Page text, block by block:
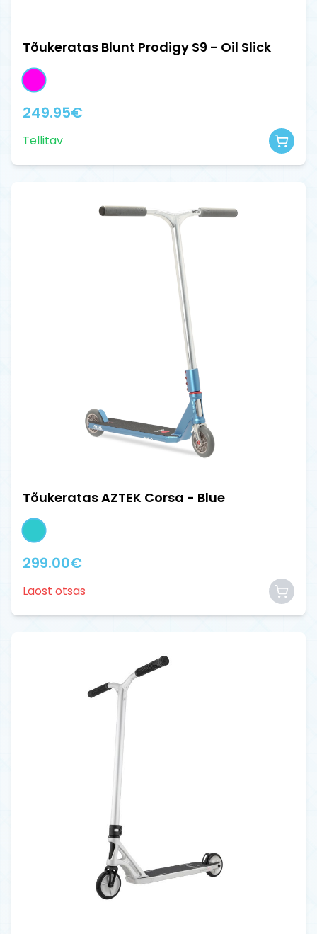
Tõukeratas Blunt Prodigy S9 - Oil Slick
249.95€
Tellitav
Tõukeratas AZTEK Corsa - Blue
299.00€
Laost otsas